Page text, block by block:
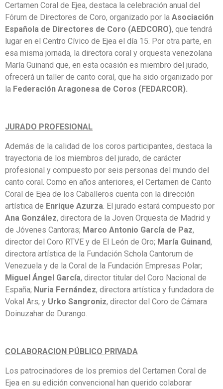
Certamen Coral de Ejea, destaca la celebración anual del
Fórum de Directores de Coro, organizado por la Asociación
Española de Directores de Coro (AEDCORO), que tendrá
lugar en el Centro Cívico de Ejea el día 15. Por otra parte, en
esa misma jornada, la directora coral y orquesta venezolana
María Guinand que, en esta ocasión es miembro del jurado,
ofrecerá un taller de canto coral, que ha sido organizado por
la Federación Aragonesa de Coros (FEDARCOR).
JURADO PROFESIONAL
Además de la calidad de los coros participantes, destaca la
trayectoria de los miembros del jurado, de carácter
profesional y compuesto por seis personas del mundo del
canto coral. Como en años anteriores, el Certamen de Canto
Coral de Ejea de los Caballeros cuenta con la dirección
artística de Enrique Azurza . El jurado estará compuesto por
Ana González, directora de la Joven Orquesta de Madrid y
de Jóvenes Cantoras; Marco Antonio García de Paz,
director del Coro RTVE y de El León de Oro; María Guinand,
directora artística de la Fundación Schola Cantorum de
Venezuela y de la Coral de la Fundación Empresas Polar;
Miguel Ángel García, director titular del Coro Nacional de
España; Nuria Fernández, directora artística y fundadora de
Vokal Ars; y Urko Sangroniz, director del Coro de Cámara
Doinuzahar de Durango.
COLABORACION PÚBLICO PRIVADA
Los patrocinadores de los premios del Certamen Coral de
Ejea en su edición convencional han querido colaborar